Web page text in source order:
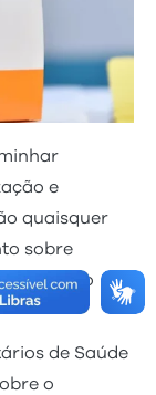
e
quaisquer
sobre
ao
de Saúde
o